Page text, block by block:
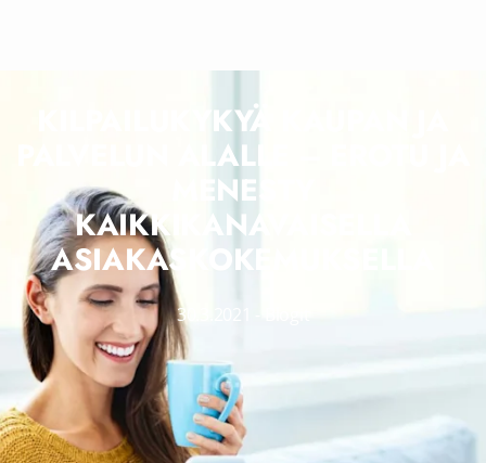
KILPAILUKYKYÄ KAUPAN JA
PALVELUN ALALLE – EROTU JA
MENESTY
KAIKKIKANAVAISELLA
ASIAKASKOKEMUKSELLA
30.3.2021